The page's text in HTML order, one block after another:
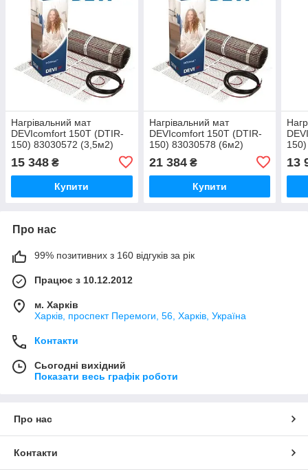
Нагрівальний мат
DEVIcomfort 150T (DTIR-
150) 83030572 (3,5м2)
15 348 ₴
Купити
Нагрівальний мат
DEVIcomfort 150T (DTIR-
150) 83030578 (6м2)
21 384₴
Купити
13
Про нас
99% позитивних з 160 відгуків за рік
Працює з 10.12.2012
м. Харків
Харків, проспект Перемоги, 56, Харків, Україна
Контакти
Сьогодні вихідний
Показати весь графік роботи
Про нас
Контакти